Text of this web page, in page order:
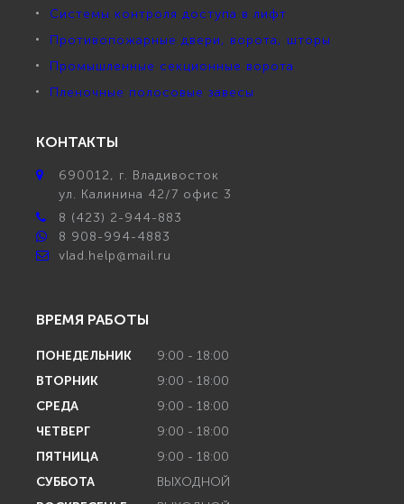
Системы контроля доступа в лифт
Противопожарные двери, ворота, шторы
Промышленные секционные ворота
Пленочные полосовые завесы
КОНТАКТЫ
690012, г. Владивосток
ул. Калинина 42/7 офис 3
8 (423) 2-944-883
8 908-994-4883
vlad.help@mail.ru
ВРЕМЯ РАБОТЫ
ПОНЕДЕЛЬНИК
9:00 - 18:00
ВТОРНИК
9:00 - 18:00
СРЕДА
9:00 - 18:00
ЧЕТВЕРГ
9:00 - 18:00
ПЯТНИЦА
9:00 - 18:00
СУББОТА
ВЫХОДНОЙ